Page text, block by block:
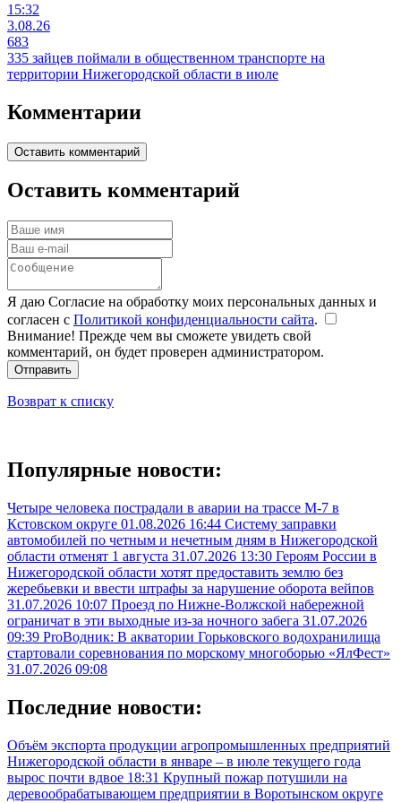
15:32
3.08.26
683
335 зайцев поймали в общественном транспорте на
территории Нижегородской области в июле
Комментарии
Оставить комментарий
Оставить комментарий
Я даю Согласие на обработку моих персональных данных и
согласен с Политикой конфиденциальности сайта.
Внимание! Прежде чем вы сможете увидеть свой
комментарий, он будет проверен администратором.
Отправить
Возврат к списку
Популярные новости:
Четыре человека пострадали в аварии на трассе М-7 в
Кстовском округе 01.08.2026 16:44 Систему заправки
автомобилей по четным и нечетным дням в Нижегородской
области отменят 1 августа 31.07.2026 13:30 Героям России в
Нижегородской области хотят предоставить землю без
жеребьевки и ввести штрафы за нарушение оборота вейпов
31.07.2026 10:07 Проезд по Нижне-Волжской набережной
ограничат в эти выходные из-за ночного забега 31.07.2026
09:39 ProВодник: В акватории Горьковского водохранилища
стартовали соревнования по морскому многоборью «ЯлФест»
31.07.2026 09:08
Последние новости:
Объём экспорта продукции агропромышленных предприятий
Нижегородской области в январе – в июле текущего года
вырос почти вдвое 18:31 Крупный пожар потушили на
деревообрабатывающем предприятии в Воротынском округе